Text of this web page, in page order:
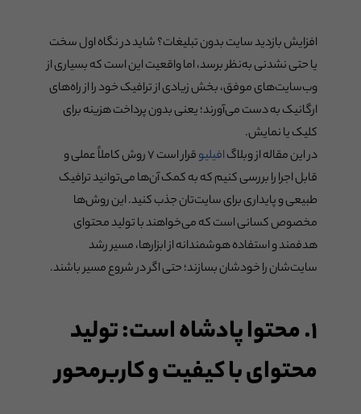
افزایش بازدید سایت بدون تبلیغات؟ شاید در نگاه اول سخت
یا حتی نشدنی به‌نظر برسد، اما واقعیت این است که بسیاری از
وب‌سایت‌های موفق، بخش زیادی از ترافیک خود را از راه‌های
ارگانیک به دست می‌آورند؛ یعنی بدون پرداخت هزینه برای
کلیک یا نمایش.
در این مقاله از وبلاگافیلیو
قرار است ۷ روش کاملاً عملی و
قابل اجرا را بررسی کنیم که به کمک آن‌ها می‌توانید ترافیک
طبیعی و پایداری برای سایت‌تان جذب کنید. این روش‌ها
مخصوص کسانی است که می‌خواهند با تولید محتوای
هدفمند و استفاده هوشمندانه از ابزارها، مسیر رشد
سایت‌شان را خودشان بسازند؛ حتی اگر در شروع مسیر باشند.
۱. محتوا پادشاه است: تولید
محتوای با کیفیت و کاربرمحور